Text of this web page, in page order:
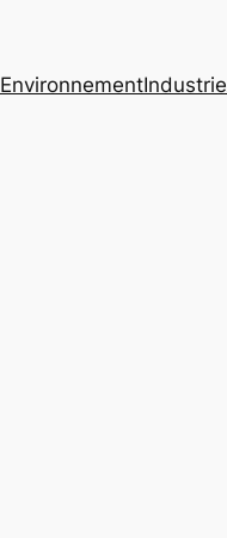
EnvironnementIndustrie